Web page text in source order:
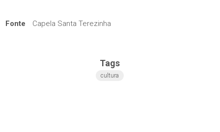
Fonte Capela Santa Terezinha
Tags
cultura